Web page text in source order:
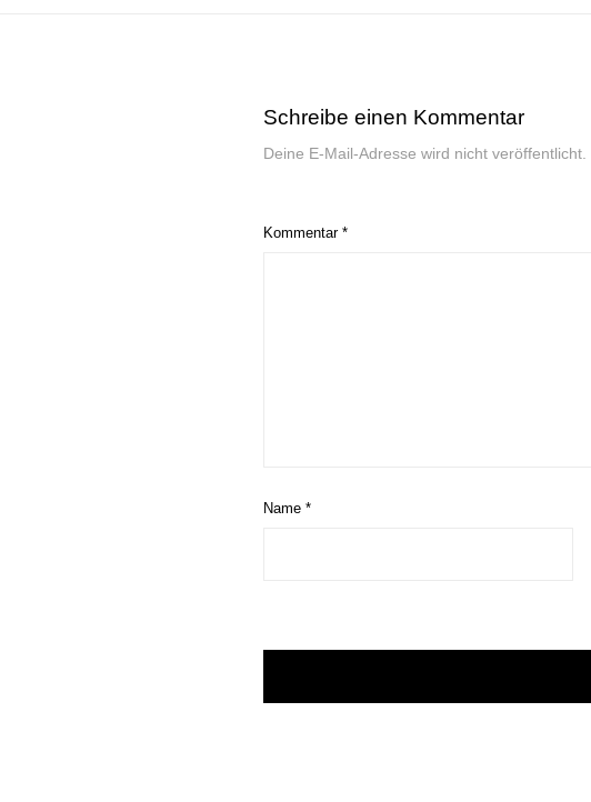
Schreibe einen Kommentar
Deine E-Mail-Adresse wird nicht veröffentlicht.
Kommentar*
Name*